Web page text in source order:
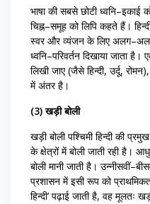
भाषा की सबसे छोटी
चिह्न–समूह को लिपि कहते हैं।
स्वर और व्यंजन के लिए
ध्वनि–परिवर्तन दिखाया जाता
लिखी जाए (जैसे हिन्दी, उर्दू,
में अंतर है।
(3) खड़ी बोली
खड़ी बोली पश्चिमी हिन्दी की
के क्षेत्रों में बोली जाती रही है।
बोली मानी जाती है।
प्रशासन में इसी रूप को
हिन्दी’ पढ़ाई जाती है, वह मूलतः